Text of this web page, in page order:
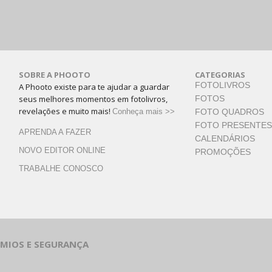
SOBRE A PHOOTO
A Phooto existe para te ajudar a guardar
seus melhores momentos em fotolivros,
revelações e muito mais! Conheça mais >>
APRENDA A FAZER
NOVO EDITOR ONLINE
TRABALHE CONOSCO
CATEGORIAS
FOTOLIVROS
FOTOS
FOTO QUADROS
FOTO PRESENTES
CALENDÁRIOS
PROMOÇÕES
E SEGURANÇA